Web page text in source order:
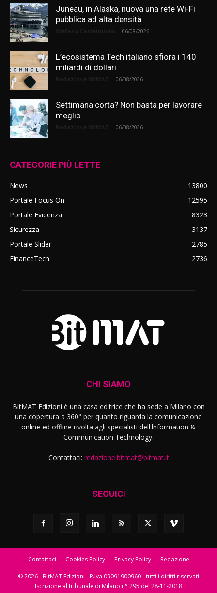
Juneau, in Alaska, nuova una rete Wi-Fi
pubblica ad alta densità
- 06/08/2026
L’ecosistema Tech italiano sfiora i 140
miliardi di dollari
- 06/08/2026
Settimana corta? Non basta per lavorare
meglio
- 06/08/2026
CATEGORIE PIÙ LETTE
News
13800
Portale Focus On
12595
Portale Evidenza
8323
Sicurezza
3137
Portale Slider
2785
FinanceTech
2736
CHI SIAMO
BitMAT Edizioni è una casa editrice che ha sede a Milano con
una copertura a 360° per quanto riguarda la comunicazione
online ed offline rivolta agli specialisti dell'lnformation &
Communication Technology.
Contattaci: redazione.bitmat@bitmat.it
SEGUICI
Contattaci Cookies Policy Privacy Policy Redazione
© 2026 - BitMAT Edizioni - P.Iva 09091900960 - tutti i diritti riservati
Iscrizione al tribunale di Milano n° 295 del 28-11-2018